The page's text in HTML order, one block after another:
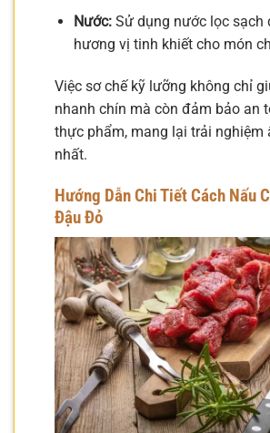
Nước:Sử dụng nước lọc sạch
hương vị tinh khiết cho món
Việc sơ chế kỹ lưỡng không chỉ
nhanh chín mà còn đảm bảo an
thực phẩm, mang lại trải nghiệm
nhất.
Hướng Dẫn Chi TiếtCách Nấu
Đậu Đỏ